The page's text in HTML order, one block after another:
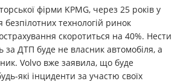
фірми KPMG, через 25 років у
технологій ринок
скоротиться на 40%. Нести
за ДТП буде не власник автомобіля, а
Volvo вже заявила, що буде
які інциденти за участю своїх